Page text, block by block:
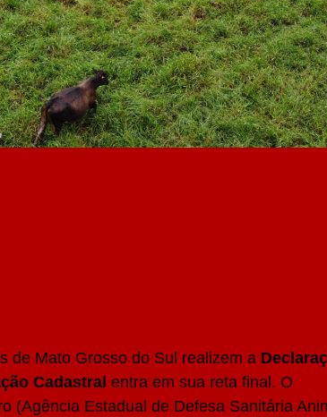
de Mato Grosso do Sul realizem a
Cadastral entra em sua reta final. O
(Agência Estadual de Defesa Sanitária